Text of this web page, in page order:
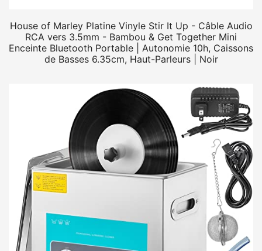
House of Marley Platine Vinyle Stir It Up - Câble Audio
RCA vers 3.5mm - Bambou & Get Together Mini
Enceinte Bluetooth Portable | Autonomie 10h, Caissons
de Basses 6.35cm, Haut-Parleurs | Noir